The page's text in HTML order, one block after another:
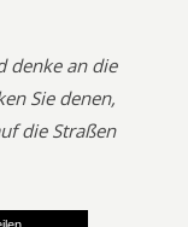
denke an die
Sie denen,
die Straßen